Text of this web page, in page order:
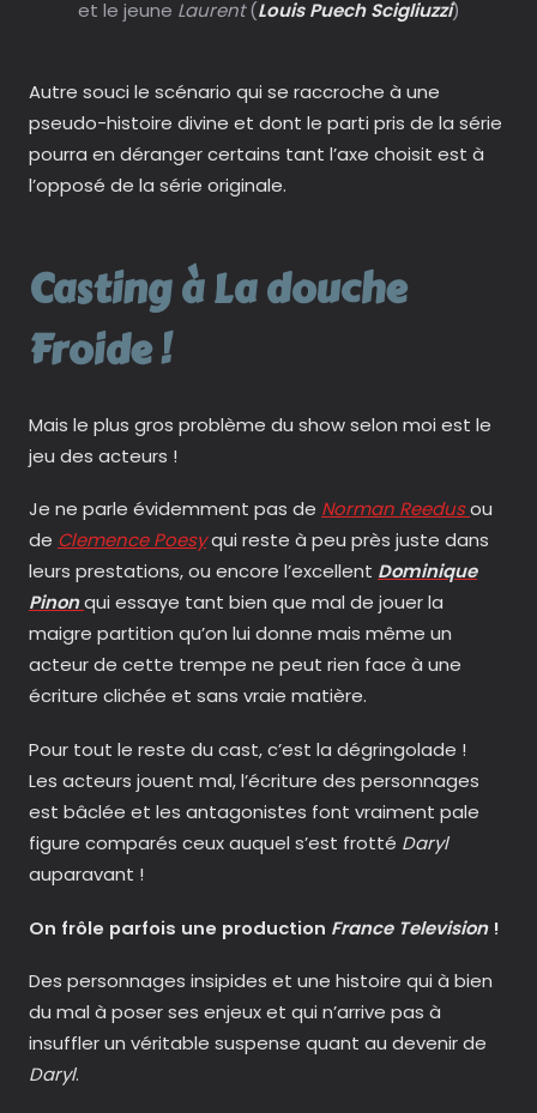
et le jeune Laurent(Louis Puech Scigliuzzi)
Autre souci le scénario qui se raccroche à une
pseudo-histoire divine et dont le parti pris de la série
pourra en déranger certains tant l’axe choisit est à
l’opposé de la série originale.
Casting à La douche
Froide !
Mais le plus gros problème du show selon moi est le
jeu des acteurs !
Je ne parle évidemment pas de Norman Reedusou
de Clemence Poesyqui reste à peu près juste dans
leurs prestations, ou encore l’excellent Dominique
Pinonqui essaye tant bien que mal de jouer la
maigre partition qu’on lui donne mais même un
acteur de cette trempe ne peut rien face à une
écriture clichée et sans vraie matière.
Pour tout le reste du cast, c’est la dégringolade !
Les acteurs jouent mal, l’écriture des personnages
est bâclée et les antagonistes font vraiment pale
figure comparés ceux auquel s’est frotté Daryl
auparavant !
On frôle parfois une production France Television !
Des personnages insipides et une histoire qui à bien
du mal à poser ses enjeux et qui n’arrive pas à
insuffler un véritable suspense quant au devenir de
Daryl.